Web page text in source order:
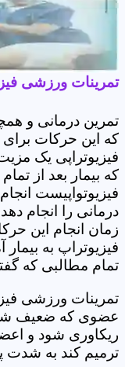
تمرینات ورزشی
تمرین درمانی و
که این حرکات
فیزیوتراپی یک
که بیمار بعد از
فیزیوتواپیست
درمانی را انجام
زمان انجام این
فیزیوتراپ به
تمام مطالبی که
تمرینات ورزشی
عضوی که ضعیف
ریکاوری شود و
ترمیم کند به شدت